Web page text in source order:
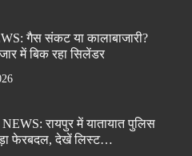
गैस संकट या कालाबाजारी?
में बिक रहा सिलेंडर
रायपुर में यातायात पुलिस
फेरबदल, देखें लिस्ट…